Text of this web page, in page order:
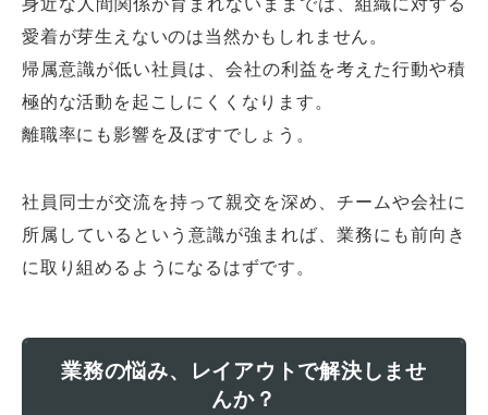
愛着が芽生えないのは当然かもしれません。
帰属意識が低い社員は、会社の利益を考えた行動や積
極的な活動を起こしにくくなります。
離職率にも影響を及ぼすでしょう。
社員同士が交流を持って親交を深め、チームや会社に
所属しているという意識が強まれば、業務にも前向き
に取り組めるようになるはずです。
業務の悩み、レイアウトで解決しませ
んか？